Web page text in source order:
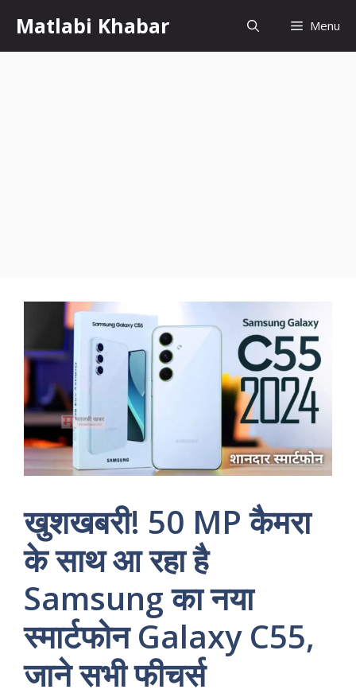
content
Matlabi Khabar Menu
खुशखबरी! 50 MP कैमरा
के साथ आ रहा है
Samsung का नया
स्मार्टफोन Galaxy C55,
जाने सभी फीचर्स